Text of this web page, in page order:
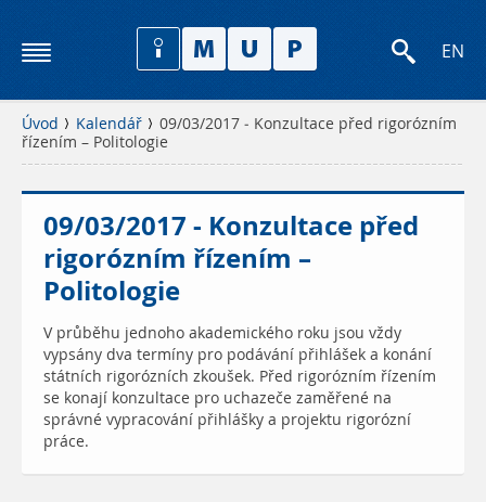
EN
Úvod Kalendář
09/03/2017 - Konzultace před rigorózním
řízením – Politologie
09/03/2017 - Konzultace před
rigorózním řízením –
Politologie
V průběhu jednoho akademického roku jsou vždy
vypsány dva termíny pro podávání přihlášek a konání
státních rigorózních zkoušek. Před rigorózním řízením
se konají konzultace pro uchazeče zaměřené na
správné vypracování přihlášky a projektu rigorózní
práce.